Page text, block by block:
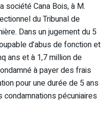
société Cana Bois, à M.
du Tribunal de
Dans un jugement du 5
d’abus de fonction et
ans et à 1,7 million de
à payer des frais
pour une durée de 5 ans
condamnations pécuniaires